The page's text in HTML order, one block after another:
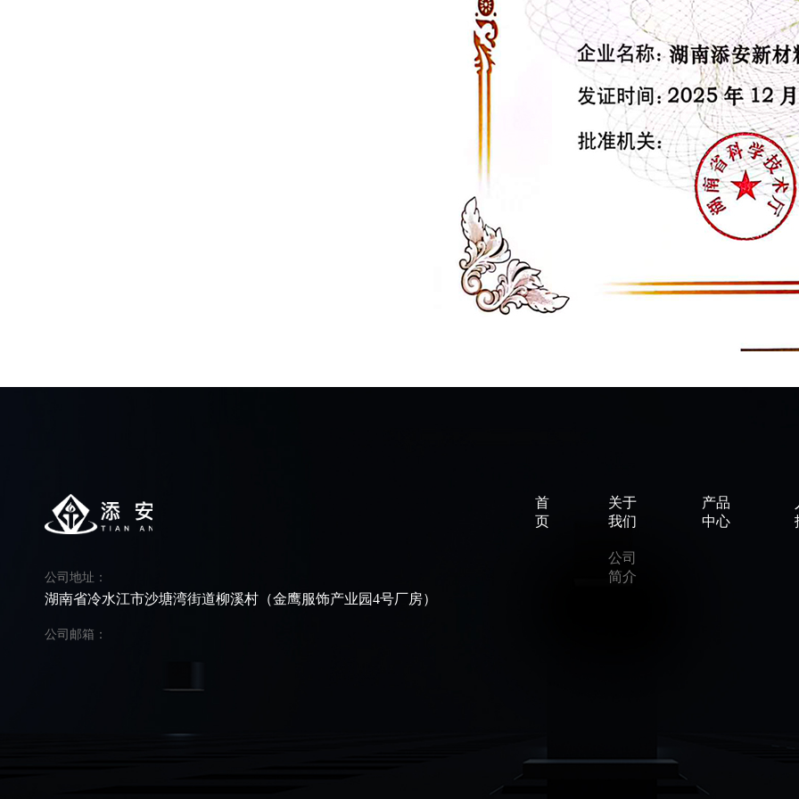
公司地址：
湖南省冷水江市沙塘湾街道柳溪村（金鹰服饰产业园4号厂房）
公司邮箱：
首
页
关于
我们
公司
简介
产品
中心